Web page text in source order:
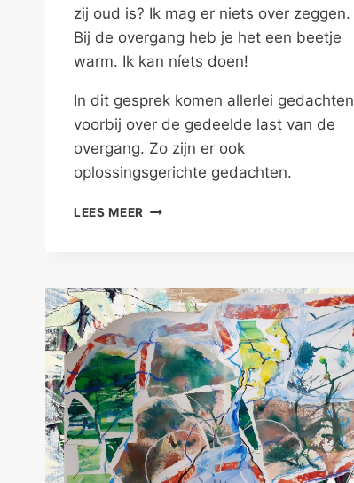
zij oud is? Ik mag er niets over zeggen.
Bij de overgang heb je het een beetje
warm. Ik kan níets doen!
In dit gesprek komen allerlei gedachten
voorbij over de gedeelde last van de
overgang. Zo zijn er ook
oplossingsgerichte gedachten.
LEES MEER …
ZICHZELF
IS